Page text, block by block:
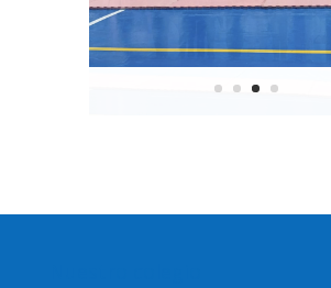
Nuestro colegio